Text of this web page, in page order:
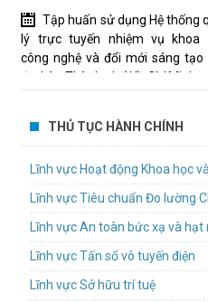
Tập huấn sử dụng Hệ thống
lý trực tuyến nhiệm vụ khoa
công nghệ và đổi mới sáng tạo
địa bàn Thành phố Hồ Chí Minh
giải trình ý kiến góp ý đối với hồ
thảo Nghị quyết trình Hội đồng
dân hành phố
Mời tham gia thực hiện gói
“Tổ chức đào tạo, bồi dưỡng về
trị tài chính cho tổ chức tham
án xây dựng cơ chế thúc đẩy để
thành và phát triển Trung
nghiên cứu đạt chuẩn quốc tế”
THỦ TỤC HÀNH CHÍNH
Lĩnh vực Hoạt động Khoa học
Lĩnh vực Tiêu chuẩn Đo lường
Lĩnh vực An toàn bức xạ và hạt
Lĩnh vực Tấn số vô tuyến điện
Lĩnh vực Sở hữu trí tuệ